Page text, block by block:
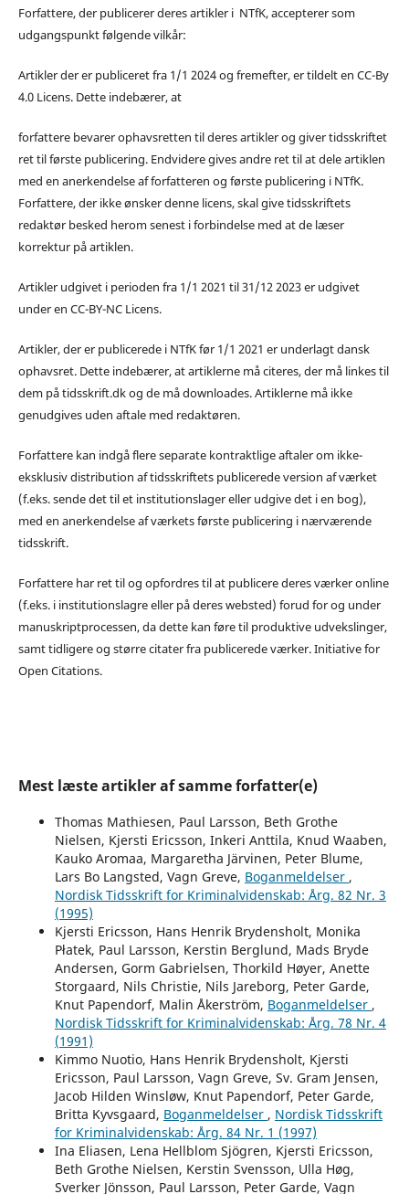
Forfattere, der publicerer deres artikler i NTfK, accepterer som
udgangspunkt følgende vilkår:
Artikler der er publiceret fra 1/1 2024 og fremefter, er tildelt en CC-By
4.0 Licens. Dette indebærer, at
forfattere bevarer ophavsretten til deres artikler og giver tidsskriftet
ret til første publicering. Endvidere gives andre ret til at dele artiklen
med en anerkendelse af forfatteren og første publicering i NTfK.
Forfattere, der ikke ønsker denne licens, skal give tidsskriftets
redaktør besked herom senest i forbindelse med at de læser
korrektur på artiklen.
Artikler udgivet i perioden fra 1/1 2021 til 31/12 2023 er udgivet
under en CC-BY-NC Licens.
Artikler, der er publicerede i NTfK før 1/1 2021 er underlagt dansk
ophavsret. Dette indebærer, at artiklerne må citeres, der må linkes til
dem på tidsskrift.dk og de må downloades. Artiklerne må ikke
genudgives uden aftale med redaktøren.
Forfattere kan indgå flere separate kontraktlige aftaler om ikke-
eksklusiv distribution af tidsskriftets publicerede version af værket
(f.eks. sende det til et institutionslager eller udgive det i en bog),
med en anerkendelse af værkets første publicering i nærværende
tidsskrift.
Forfattere har ret til og opfordres til at publicere deres værker online
(f.eks. i institutionslagre eller på deres websted) forud for og under
manuskriptprocessen, da dette kan føre til produktive udvekslinger,
samt tidligere og større citater fra publicerede værker. Initiative for
Open Citations.
Mest læste artikler af samme forfatter(e)
Thomas Mathiesen, Paul Larsson, Beth Grothe
Nielsen, Kjersti Ericsson, Inkeri Anttila, Knud Waaben,
Kauko Aromaa, Margaretha Järvinen, Peter Blume,
Lars Bo Langsted, Vagn Greve, Boganmeldelser ,
Nordisk Tidsskrift for Kriminalvidenskab: Årg. 82 Nr. 3
(1995)
Kjersti Ericsson, Hans Henrik Brydensholt, Monika
Płatek, Paul Larsson, Kerstin Berglund, Mads Bryde
Andersen, Gorm Gabrielsen, Thorkild Høyer, Anette
Storgaard, Nils Christie, Nils Jareborg, Peter Garde,
Knut Papendorf, Malin Åkerström, Boganmeldelser ,
Nordisk Tidsskrift for Kriminalvidenskab: Årg. 78 Nr. 4
(1991)
Kimmo Nuotio, Hans Henrik Brydensholt, Kjersti
Ericsson, Paul Larsson, Vagn Greve, Sv. Gram Jensen,
Jacob Hilden Winsløw, Knut Papendorf, Peter Garde,
Britta Kyvsgaard, Boganmeldelser , Nordisk Tidsskrift
for Kriminalvidenskab: Årg. 84 Nr. 1 (1997)
Ina Eliasen, Lena Hellblom Sjögren, Kjersti Ericsson,
Beth Grothe Nielsen, Kerstin Svensson, Ulla Høg,
Sverker Jönsson, Paul Larsson, Peter Garde, Vagn